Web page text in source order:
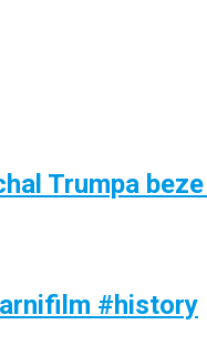
Trumpa
#history